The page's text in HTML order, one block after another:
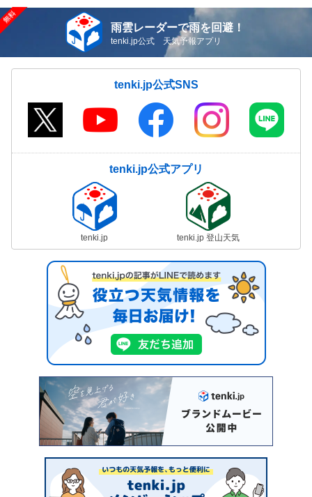
雨雲レーダーで雨を回避！
tenki.jp公式 天気予報アプリ
tenki.jp公式SNS
tenki.jp公式アプリ
tenki.jp tenki.jp 登山天気